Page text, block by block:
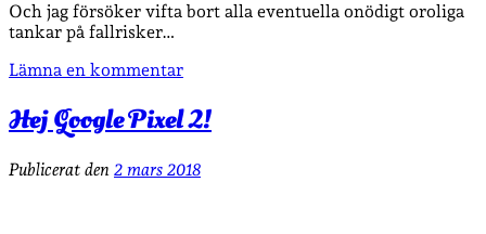
Och jag försöker vifta bort alla eventuella onödigt oroliga
tankar på fallrisker…
Lämna en kommentar
Hej Google Pixel 2!
Publicerat den 2 mars 2018